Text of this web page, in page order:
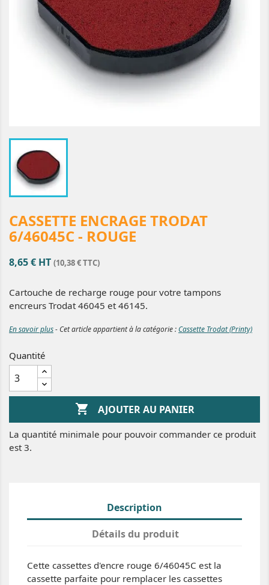
CASSETTE ENCRAGE TRODAT
6/46045C - ROUGE
8,65 € HT (10,38 € TTC)
Cartouche de recharge rouge pour votre tampons
encreurs Trodat 46045 et 46145.
En savoir plus- Cet article appartient à la catégorie :Cassette Trodat (Printy)
Quantité
 AJOUTER AU PANIER
La quantité minimale pour pouvoir commander ce produit
est 3.
Description
Détails du produit
Cette cassettes d'encre rouge 6/46045C est la
cassette parfaite pour remplacer les cassettes